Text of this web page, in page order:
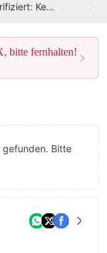
WATHEEQA Ägypten Verifiziert: Keine physische Präsenz festgestellt
bitte fernhalten!
gefunden. Bitte